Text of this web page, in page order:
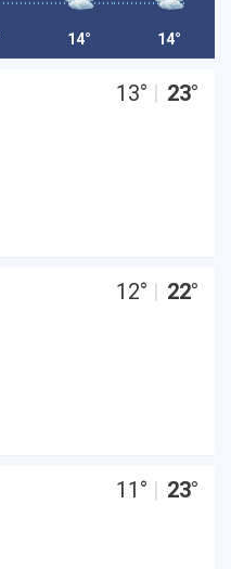
14° 14°
13° | 23°
12° | 22°
11 ° | 23°